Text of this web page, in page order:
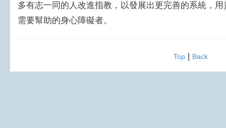
多有志一同的人改進指教，以發展出更完善的系統，
需要幫助的身心障礙者。
Top| Back